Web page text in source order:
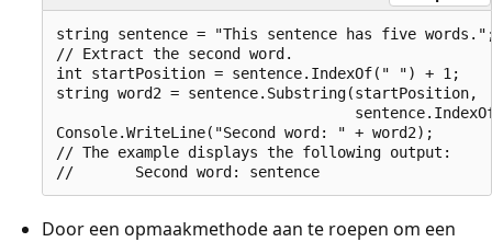
string sentence = "This sentence has five
// Extract the second word.
int startPosition = sentence.IndexOf(" ") + 1;
string word2 = sentence.Substring(startPosition,
Console.WriteLine("Second word: " + word2);
// The example displays the following output:
Door een opmaakmethode aan te roepen om een